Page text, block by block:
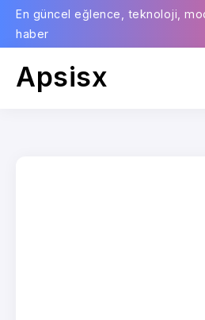
En güncel eğlence, teknoloji,
haber
Apsisx